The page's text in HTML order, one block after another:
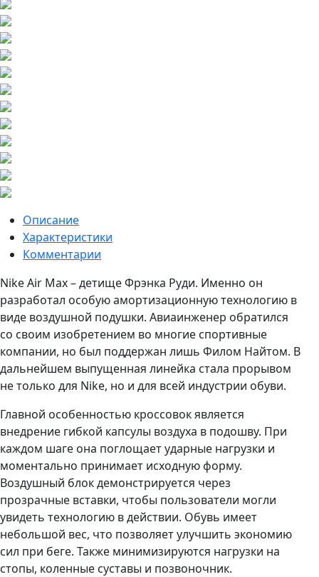
Описание
Характеристики
Комментарии
Nike Air Max – детище Фрэнка Руди. Именно он
разработал особую амортизационную технологию в
виде воздушной подушки. Авиаинженер обратился
со своим изобретением во многие спортивные
компании, но был поддержан лишь Филом Найтом. В
дальнейшем выпущенная линейка стала прорывом
не только для Nike, но и для всей индустрии обуви.
Главной особенностью кроссовок является
внедрение гибкой капсулы воздуха в подошву. При
каждом шаге она поглощает ударные нагрузки и
моментально принимает исходную форму.
Воздушный блок демонстрируется через
прозрачные вставки, чтобы пользователи могли
увидеть технологию в действии. Обувь имеет
небольшой вес, что позволяет улучшить экономию
сил при беге. Также минимизируются нагрузки на
стопы, коленные суставы и позвоночник.